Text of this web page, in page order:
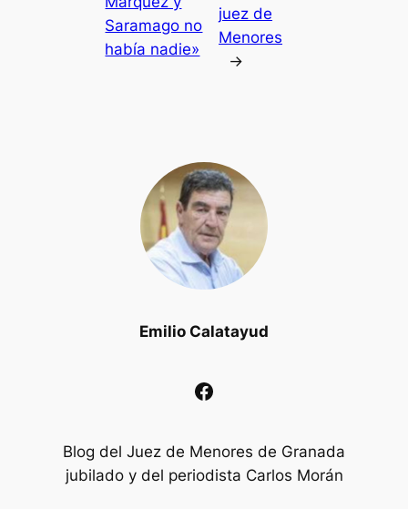
Emilio Calatayud
Facebook
Blog del Juez de Menores de Granada
jubilado y del periodista Carlos Morán
Saramago no
había nadie»
juez de
Menores
→